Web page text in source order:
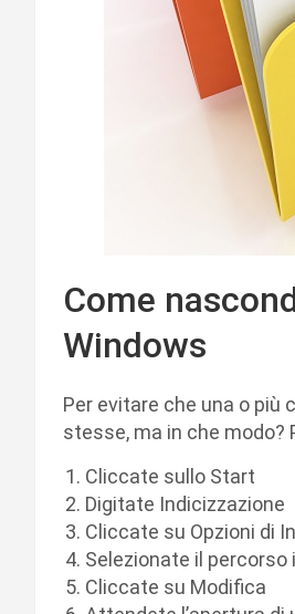
Come
Windows
Per evitare che una o più
stesse, ma in che modo?
Cliccate sullo Start
Digitate Indicizzazione
Cliccate su Opzioni di
Selezionate il
Cliccate su Modifica